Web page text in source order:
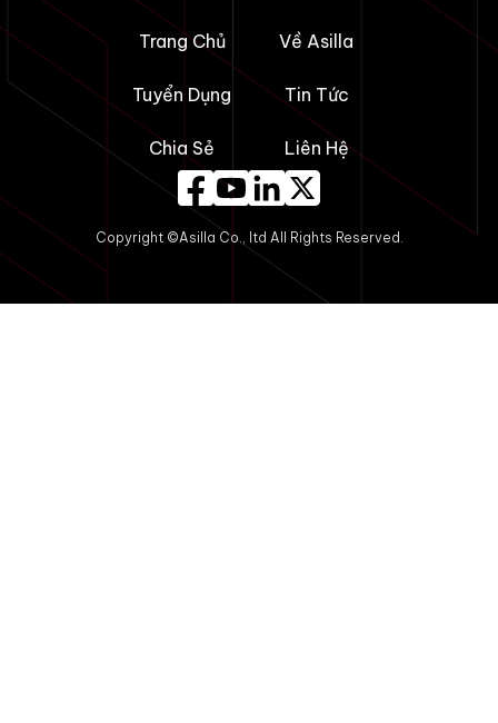
Trang Chủ Về Asilla
Tuyển Dụng Tin Tức
Chia Sẻ Liên Hệ
Copyright ©Asilla Co., ltd All Rights Reserved.